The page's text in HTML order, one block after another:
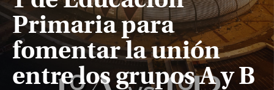
Primaria para
fomentar la unión
entre los grupos A y B